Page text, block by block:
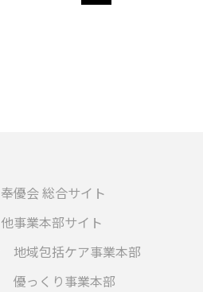
奉優会 総合サイト
他事業本部サイト
地域包括ケア事業本部
優っくり事業本部